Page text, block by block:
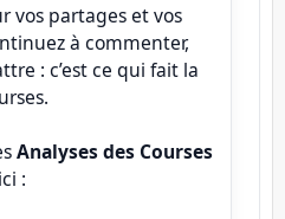
vos partages et vos
à commenter,
: c’est ce qui fait la
Analyses des Courses
: